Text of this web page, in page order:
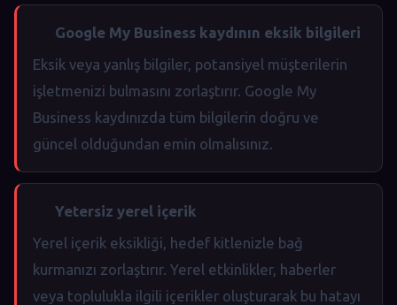
Google My Business kaydının eksik bilgileri
Eksik veya yanlış bilgiler, potansiyel müşterilerin
işletmenizi bulmasını zorlaştırır. Google My
Business kaydınızda tüm bilgilerin doğru ve
güncel olduğundan emin olmalısınız.
Yetersiz yerel içerik
Yerel içerik eksikliği, hedef kitlenizle bağ
kurmanızı zorlaştırır. Yerel etkinlikler, haberler
veya toplulukla ilgili içerikler oluşturarak bu hatayı